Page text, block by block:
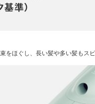
をほぐし、長い髪や多い髪もス